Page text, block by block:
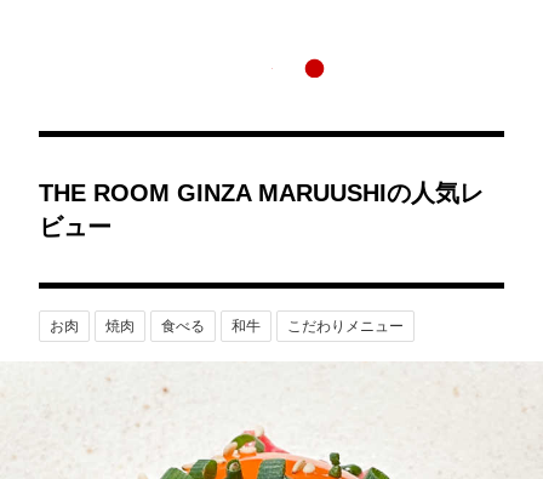
THE ROOM GINZA MARUUSHIの人気レ
ビュー
お肉 焼肉 食べる 和牛 こだわりメニュー